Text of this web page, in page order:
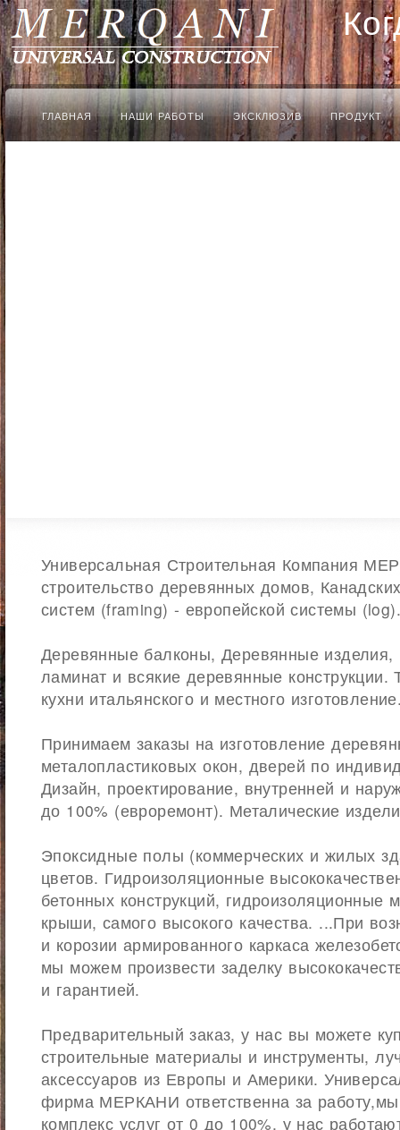
ГЛАВНАЯ НАШИ РАБОТЫ ЭКСКЛЮЗИВ ПРОДУКТ
Универсальная Строительная Компания
строительство деревянных домов,
систем (framing) - европейской системы (log).
Деревянные балконы, Деревянные
ламинат и всякие деревянные конструкции.
кухни итальянского и местного
Принимаем заказы на изготовление
металопластиковых окон, дверей по
Дизайн, проектирование, внутренней и
до 100% (евроремонт). Металические
Эпоксидные полы (коммерческих и жилых
цветов. Гидроизоляционные
бетонных конструкций, гидроизоляционные
крыши, самого высокого качества. ...При
и корозии армированного каркаса
мы можем произвести заделку
и гарантией.
Предварительный заказ, у нас вы можете
строительные материалы и инструменты,
аксессуаров из Европы и Америки.
фирма МЕРКАНИ ответственна за
комплекс услуг от 0 до 100%, у нас